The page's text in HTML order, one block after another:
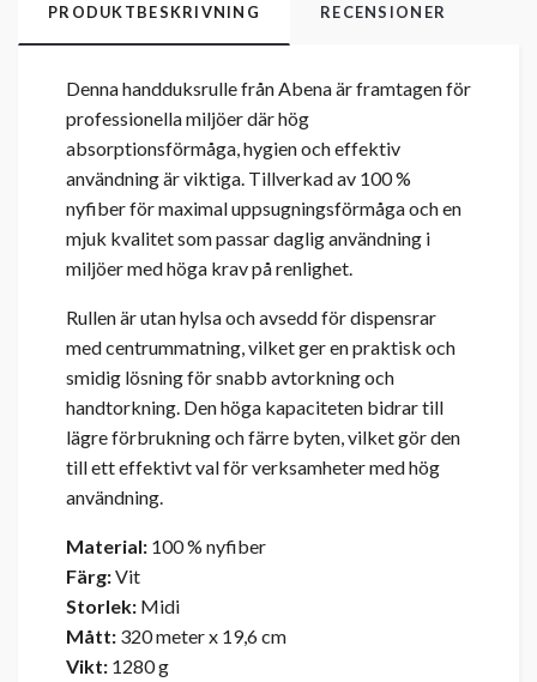
PRODUKTBESKRIVNING RECENSIONER
Denna handduksrulle från Abena är framtagen för
professionella miljöer där hög
absorptionsförmåga, hygien och effektiv
användning är viktiga. Tillverkad av 100 %
nyfiber för maximal uppsugningsförmåga och en
mjuk kvalitet som passar daglig användning i
miljöer med höga krav på renlighet.
Rullen är utan hylsa och avsedd för dispensrar
med centrummatning, vilket ger en praktisk och
smidig lösning för snabb avtorkning och
handtorkning. Den höga kapaciteten bidrar till
lägre förbrukning och färre byten, vilket gör den
till ett effektivt val för verksamheter med hög
användning.
Material: 100 % nyfiber
Färg:Vit
Storlek: Midi
Mått: 320 meter x 19,6 cm
Vikt: 1280 g